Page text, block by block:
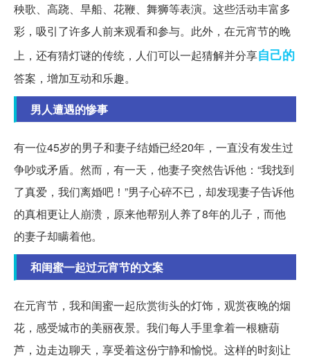
秧歌、高跷、旱船、花鞭、舞狮等表演。这些活动丰富多
彩，吸引了许多人前来观看和参与。此外，在元宵节的晚
上，还有猜灯谜的传统，人们可以一起猜解并分享自己的
答案，增加互动和乐趣。
男人遭遇的惨事
有一位45岁的男子和妻子结婚已经20年，一直没有发生过
争吵或矛盾。然而，有一天，他妻子突然告诉他：“我找到
了真爱，我们离婚吧！”男子心碎不已，却发现妻子告诉他
的真相更让人崩溃，原来他帮别人养了8年的儿子，而他
的妻子却瞒着他。
和闺蜜一起过元宵节的文案
在元宵节，我和闺蜜一起欣赏街头的灯饰，观赏夜晚的烟
花，感受城市的美丽夜景。我们每人手里拿着一根糖葫
芦，边走边聊天，享受着这份宁静和愉悦。这样的时刻让